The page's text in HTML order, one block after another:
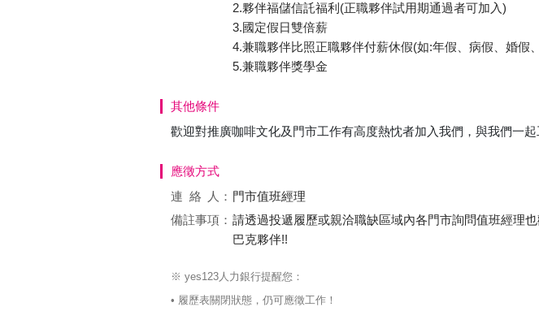
2.夥伴福儲信託福利(正職夥伴試用期通過者可加入)
3.國定假日雙倍薪
4.兼職夥伴比照正職夥伴付薪休假(如:年假、病假、婚假
5.兼職夥伴獎學金
其他條件
歡迎對推廣咖啡文化及門市工作有高度熱忱者加入我們，與我們一
應徵方式
連絡
人： 門市值班經理
備註事項： 請透過投遞履歷或親洽職缺區域內各門市詢問值班經理
巴克夥伴!!
※ yes123人力銀行提醒您：
• 履歷表關閉狀態，仍可應徵工作！